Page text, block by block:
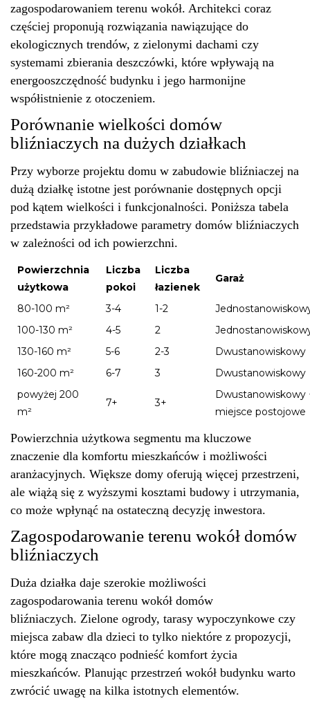
zagospodarowaniem terenu wokół. Architekci coraz
częściej proponują rozwiązania nawiązujące do
ekologicznych trendów, z zielonymi dachami czy
systemami zbierania deszczówki, które wpływają na
energooszczędność budynku i jego harmonijne
współistnienie z otoczeniem.
Porównanie wielkości domów
bliźniaczych na dużych działkach
Przy wyborze projektu domu w zabudowie bliźniaczej na
dużą działkę istotne jest porównanie dostępnych opcji
pod kątem wielkości i funkcjonalności. Poniższa tabela
przedstawia przykładowe parametry domów bliźniaczych
w zależności od ich powierzchni.
Powierzchnia
użytkowa
Liczba
pokoi
Liczba
łazienek
Garaż
80-100 m² 3-4 1-2
100-130 m²
4-5 2
130-160 m²
5-6 2-3
Dwustanowiskowy
160-200 m²
6-7 3
Dwustanowiskowy
powyżej 200
m²
7+ 3+
Dwustanowiskowy
miejsce postojowe
Powierzchnia użytkowa segmentu ma kluczowe
znaczenie dla komfortu mieszkańców i możliwości
aranżacyjnych. Większe domy oferują więcej przestrzeni,
ale wiążą się z wyższymi kosztami budowy i utrzymania,
co może wpłynąć na ostateczną decyzję inwestora.
Zagospodarowanie terenu wokół domów
bliźniaczych
Duża działka daje szerokie możliwości
zagospodarowania terenu wokół domów
bliźniaczych. Zielone ogrody, tarasy wypoczynkowe czy
miejsca zabaw dla dzieci to tylko niektóre z propozycji,
które mogą znacząco podnieść komfort życia
mieszkańców. Planując przestrzeń wokół budynku warto
zwrócić uwagę na kilka istotnych elementów.